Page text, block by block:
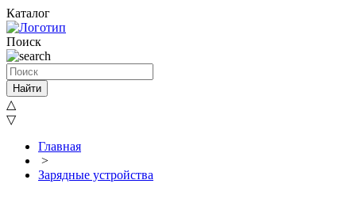
Каталог
Поиск
Найти
△
▽
Главная
>
Зарядные устройства